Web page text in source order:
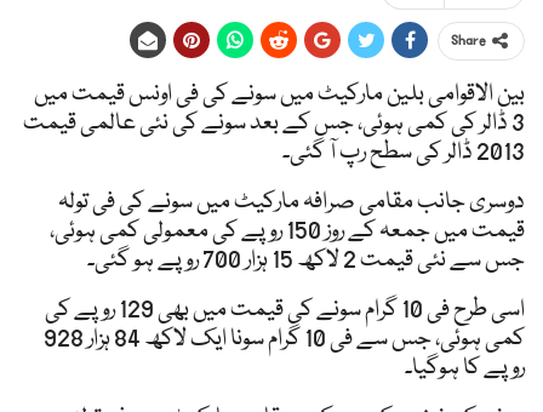
Share
بین الاقوامی بلین مارکیٹ میں سونے کی فی اونس قیمت میں
3 ڈالر کی کمی ہوئی، جس کے بعد سونے کی نئی عالمی قیمت
2013 ڈالر کی سطح رپ آ گئی۔
دوسری جانب مقامی صرافہ مارکیٹ میں سونے کی فی تولہ
قیمت میں جمعہ کے روز 150 روپے کی معمولی کمی ہوئی،
جس سے نئی قیمت 2 لاکھ 15 ہزار 700 روپے ہو گئی۔
اسی طرح فی 10 گرام سونے کی قیمت میں بھی 129 روپے کی
کمی ہوئی، جس سے فی 10 گرام سونا ایک لاکھ 84 ہزار 928
روپے کا ہوگیا۔